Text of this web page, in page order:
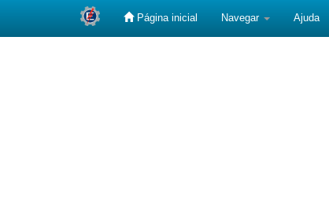
Página inicial Navegar Ajuda